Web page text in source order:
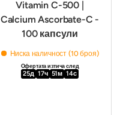
Vitamin C-500 |
Calcium Ascorbate-C -
100 капсули
Ниска наличност (10 броя)
Офертата изтича след
25д 17ч 51м 12с